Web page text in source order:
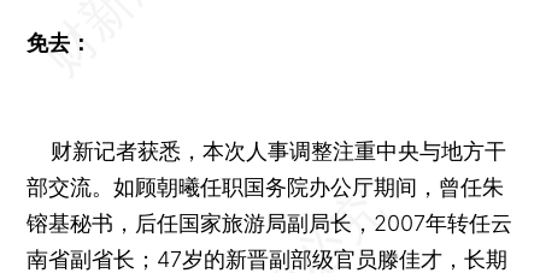
免去：
财新记者获悉，本次人事调整注重中央与地方干
部交流。如顾朝曦任职国务院办公厅期间，曾任朱
镕基秘书，后任国家旅游局副局长，2007年转任云
南省副省长；47岁的新晋副部级官员滕佳才，长期